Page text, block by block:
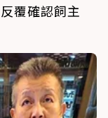
覆確認飼主